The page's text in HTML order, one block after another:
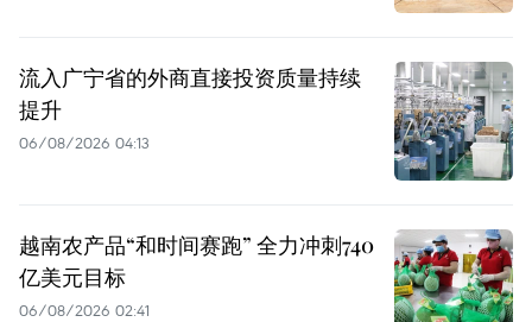
流入广宁省的外商直接投资质量持续
提升
06/08/2026 04:13
越南农产品“和时间赛跑” 全力冲刺740
亿美元目标
06/08/2026 02:41